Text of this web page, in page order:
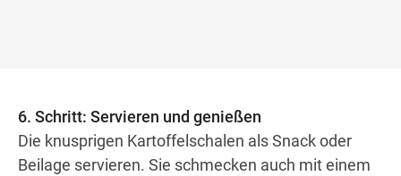
6. Schritt: Servieren und genießen
Die knusprigen Kartoffelschalen als Snack oder
Beilage servieren. Sie schmecken auch mit einem